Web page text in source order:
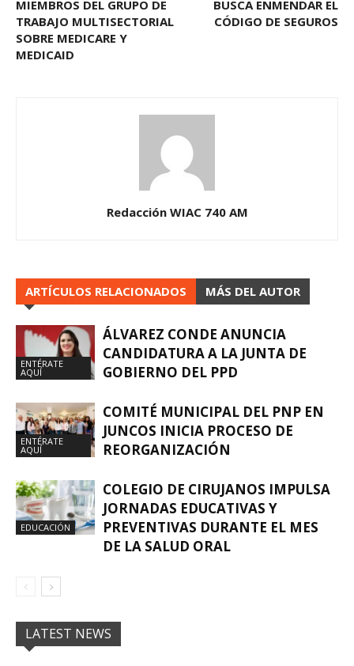
MIEMBROS DEL GRUPO DE
TRABAJO MULTISECTORIAL
SOBRE MEDICARE Y
MEDICAID
BUSCA ENMENDAR EL
CÓDIGO DE SEGUROS
Redacción WIAC 740 AM
ARTÍCULOS RELACIONADOS MÁS DEL AUTOR
ENTÉRATE
AQUÍ
ÁLVAREZ CONDE ANUNCIA
CANDIDATURA A LA JUNTA DE
GOBIERNO DEL PPD
ENTÉRATE
AQUÍ
COMITÉ MUNICIPAL DEL PNP EN
JUNCOS INICIA PROCESO DE
REORGANIZACIÓN
EDUCACIÓN
COLEGIO DE CIRUJANOS IMPULSA
JORNADAS EDUCATIVAS Y
PREVENTIVAS DURANTE EL MES
DE LA SALUD ORAL
LATEST NEWS